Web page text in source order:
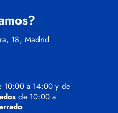
18, Madrid
10:00 a 14:00 y de
de 10:00 a